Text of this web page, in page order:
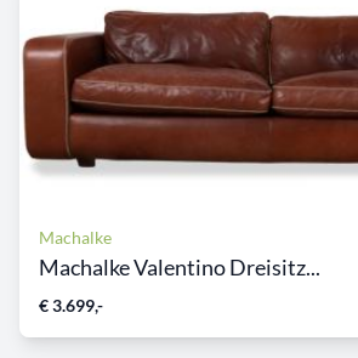
Machalke
Machalke Valentino Dreisitz...
€ 3.699,-